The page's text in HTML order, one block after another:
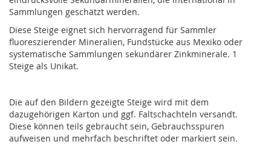
Sammlungen geschätzt werden.
Diese Steige eignet sich hervorragend für Sammler
fluoreszierender Mineralien, Fundstücke aus Mexiko oder
systematische Sammlungen sekundärer Zinkminerale. 1
Steige als Unikat.
Die auf den Bildern gezeigte Steige wird mit dem
dazugehörigen Karton und ggf. Faltschachteln versandt.
Diese können teils gebraucht sein, Gebrauchsspuren
aufweisen und mehrfach beschriftet oder markiert sein.